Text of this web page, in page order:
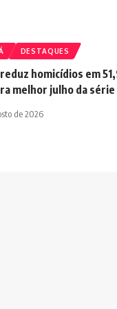
DESTAQUES
homicídios em
melhor julho da
de 2026